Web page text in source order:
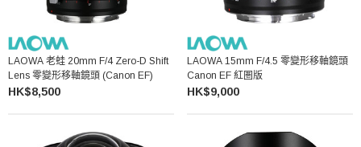
LAOWA 老蛙 20mm F/4 Zero-D Shift
Lens 零變形移軸鏡頭 (Canon EF)
HK$8,500
LAOWA 15mm F/4.5 零變形移軸鏡頭
Canon EF 紅圏版
HK$9,000